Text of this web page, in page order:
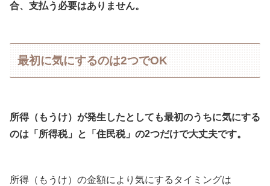
合、支払う必要はありません。
最初に気にするのは2つでOK
所得（もうけ）が発生したとしても最初のうちに気にする
のは「所得税」と「住民税」の2つだけで大丈夫です。
所得（もうけ）の金額により気にするタイミングは